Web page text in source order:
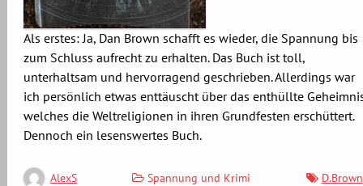
Als erstes: Ja, Dan Brown schafft es wieder, die Spannung bis
zum Schluss aufrecht zu erhalten. Das Buch ist toll,
unterhaltsam und hervorragend geschrieben. Allerdings war
ich persönlich etwas enttäuscht über das enthüllte
welches die Weltreligionen in ihren Grundfesten erschüttert.
Dennoch ein lesenswertes Buch.
AlexS Spannung und Krimi D.Brown